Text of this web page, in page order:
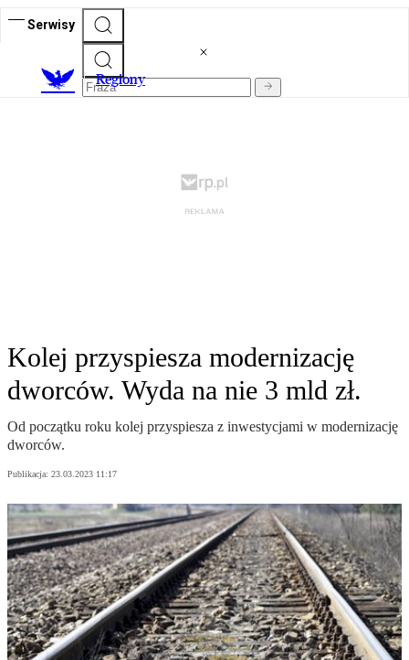
Serwisy
Regiony
Kolej przyspiesza modernizację
dworców. Wyda na nie 3 mld zł.
Od początku roku kolej przyspiesza z inwestycjami w modernizację
dworców.
Publikacja: 23.03.2023 11:17